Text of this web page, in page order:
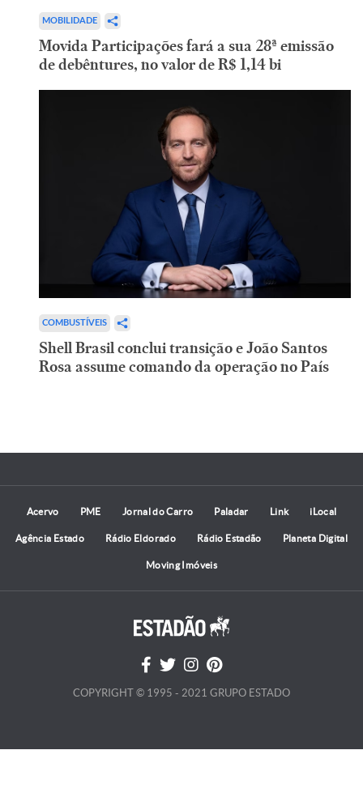
MOBILIDADE
Movida Participações fará a sua 28ª emissão
de debêntures, no valor de R$ 1,14 bi
COMBUSTÍVEIS
Shell Brasil conclui transição e João Santos
Rosa assume comando da operação no País
Acervo PME Jornal do Carro Paladar Link iLocal
Agência Estado Rádio Eldorado Rádio Estadão Planeta Digital
Moving Imóveis
COPYRIGHT © 1995 - 2021 GRUPO ESTADO